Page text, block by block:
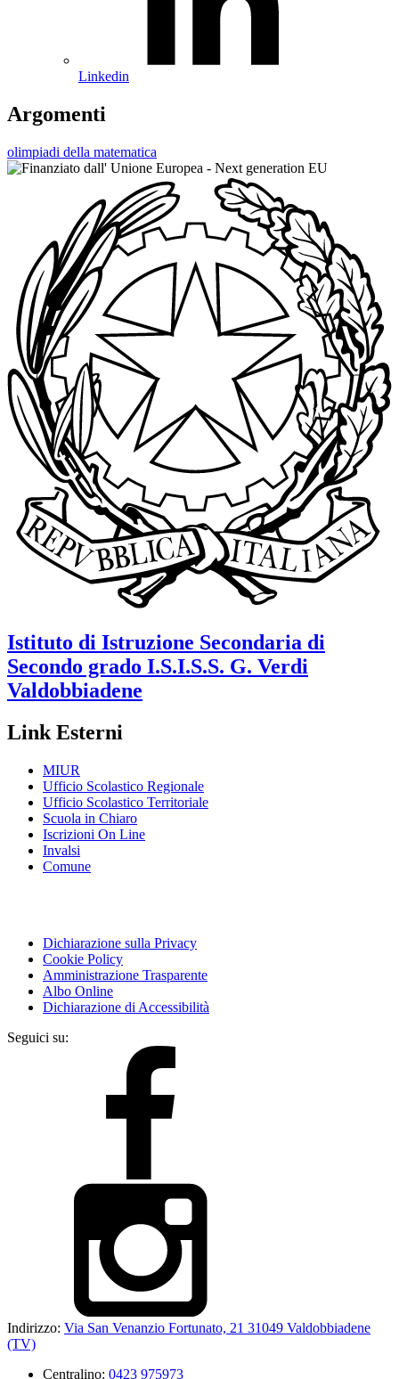
Linkedin
Argomenti
olimpiadi della matematica
Istituto di Istruzione Secondaria di
Secondo grado I.S.I.S.S. G. Verdi
Valdobbiadene
Link Esterni
MIUR
Ufficio Scolastico Regionale
Ufficio Scolastico Territoriale
Scuola in Chiaro
Iscrizioni On Line
Invalsi
Comune
Dichiarazione sulla Privacy
Cookie Policy
Amministrazione Trasparente
Albo Online
Dichiarazione di Accessibilità
Seguici su:
Indirizzo: Via San Venanzio Fortunato, 21 31049 Valdobbiadene
(TV)
Centralino: 0423 975973